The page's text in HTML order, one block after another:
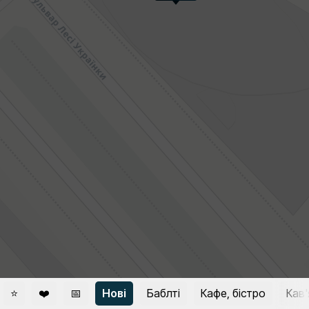
⭐ ❤️ 📅 Нові Баблті Кафе, бістро